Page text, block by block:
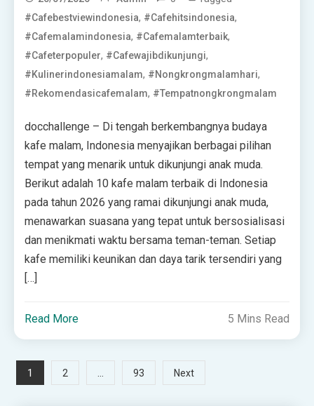
#cafebestviewindonesia, #cafehitsindonesia,
#cafemalamindonesia, #cafemalamterbaik,
#cafeterpopuler, #cafewajibdikunjungi,
#kulinerindonesiamalam, #nongkrongmalamhari,
#rekomendasicafemalam, #tempatnongkrongmalam
docchallenge – Di tengah berkembangnya budaya
kafe malam, Indonesia menyajikan berbagai pilihan
tempat yang menarik untuk dikunjungi anak muda.
Berikut adalah 10 kafe malam terbaik di Indonesia
pada tahun 2026 yang ramai dikunjungi anak muda,
menawarkan suasana yang tepat untuk bersosialisasi
dan menikmati waktu bersama teman-teman. Setiap
kafe memiliki keunikan dan daya tarik tersendiri yang
[…]
Read More 5 Mins Read
Posts
1 2 … 93 Next